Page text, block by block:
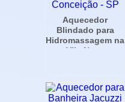
Aquecedor
Blindado para
Hidromassagem na
Vila Nova